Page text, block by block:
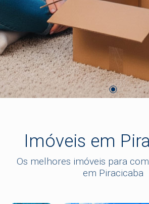
Imóveis em
Os melhores imóveis para
em Piracicaba